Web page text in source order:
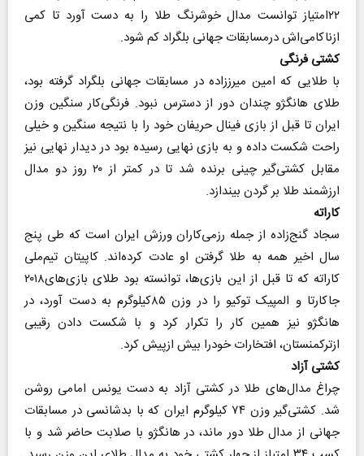
۲۲امتیاز توانست مدال خوشرنگ طلا را به دست آورد تا کمی
ازناکامی‌اش درمسابقات جهانی بلگراد کم شود.
کشتی فرنگی
با طلایی که امین میرز‌زاده در مسابقات جهانی بلگراد گرفته بود،
طلای هانگژو چندان دور از دسترس نبود. فرنگی‌کار سنگین وزن
ایران تا قبل از بازی فینال حریفان خود را با نتیجه سنگین و خیلی
راحت شکست داده و به بازی نهایی رسیده بود در دیدار نهایی نیز
مقابل کشتی‌گیر چینی برنده شد تا در کمتر از ۲۰ روز دو مدال
ارزشمند طلا بر گردن بیندازد.
کاراته
سجاد گنج‌زاده از جمله رزمی‌کاران ورزش ایران است که طی پنج
سال اخیر همه به طلا گرفتن او عادت کرده‌اند. کاپیتان تیم‌ملی
کاراته که تا قبل از این بازی‌ها، توانسته بود طلای بازی‌های۲۰۱۸
جاکارتا و المپیک توکیو را در وزن ۸۵کیلوگرم به دست آورد، در
هانگژو نیز همین کار را تکرار کرد و با شکست دادن رقیبی
ازترکمنستان، افتخارات خودرا بیش ازپیش کرد.
کشتی آزاد
چراغ مدال‌های طلا در کشتی آزاد به دست یونس امامی روشن
شد. کشتی‌گیر وزن ۷۴ کیلوگرم ایران که با بدشانسی در مسابقات
جهانی از مدال طلا دور ماند، در هانگژو با صلابت حاضر شد و با